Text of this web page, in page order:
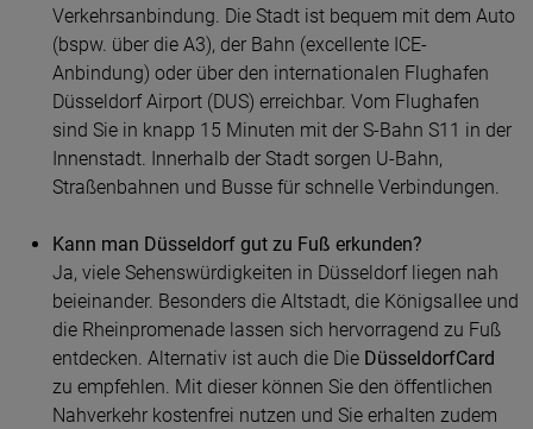
Verkehrsanbindung. Die Stadt ist bequem mit dem Auto
(bspw. über die A3), der Bahn (excellente ICE-
Anbindung) oder über den internationalen Flughafen
Düsseldorf Airport (DUS) erreichbar. Vom Flughafen
sind Sie in knapp 15 Minuten mit der S-Bahn S11 in der
Innenstadt. Innerhalb der Stadt sorgen U-Bahn,
Straßenbahnen und Busse für schnelle Verbindungen.
Kann man Düsseldorf gut zu Fuß erkunden?
Ja, viele Sehenswürdigkeiten in Düsseldorfliegen nah
beieinander. Besonders die Altstadt, die Königsallee und
die Rheinpromenade lassen sich hervorragend zu Fuß
entdecken. Alternativ ist auch die Die DüsseldorfCard
zu empfehlen. Mit dieser können Sie den öffentlichen
Nahverkehr kostenfrei nutzen und Sie erhalten zudem